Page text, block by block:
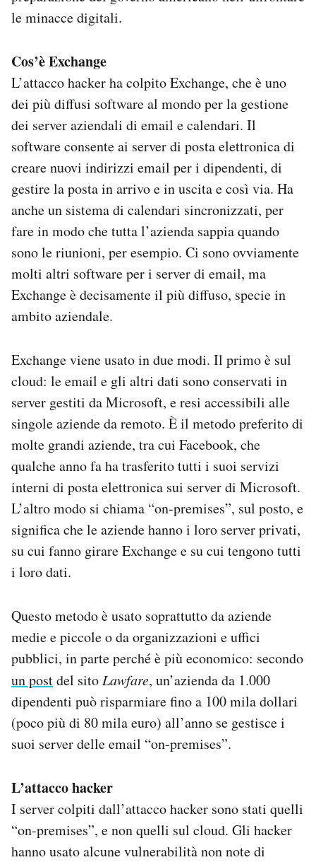
le minacce digitali.
Cos’è Exchange
L’attacco hacker ha colpito Exchange, che è uno
dei più diffusi software al mondo per la gestione
dei server aziendali di email e calendari. Il
software consente ai server di posta elettronica di
creare nuovi indirizzi email per i dipendenti, di
gestire la posta in arrivo e in uscita e così via. Ha
anche un sistema di calendari sincronizzati, per
fare in modo che tutta l’azienda sappia quando
sono le riunioni, per esempio. Ci sono ovviamente
molti altri software per i server di email, ma
Exchange è decisamente il più diffuso, specie in
ambito aziendale.
Exchange viene usato in due modi. Il primo è sul
cloud: le email e gli altri dati sono conservati in
server gestiti da Microsoft, e resi accessibili alle
singole aziende da remoto. È il metodo preferito di
molte grandi aziende, tra cui Facebook, che
qualche anno fa ha trasferito tutti i suoi servizi
interni di posta elettronica sui server di Microsoft.
L’altro modo si chiama “on-premises”, sul posto, e
significa che le aziende hanno i loro server privati,
su cui fanno girare Exchange e su cui tengono tutti
i loro dati.
Questo metodo è usato soprattutto da aziende
medie e piccole o da organizzazioni e uffici
pubblici, in parte perché è più economico: secondo
un postdel sitoLawfare, un’azienda da 1.000
dipendenti può risparmiare fino a 100 mila dollari
(poco più di 80 mila euro) all’anno se gestisce i
suoi server delle email “on-premises”.
L’attacco hacker
I server colpiti dall’attacco hacker sono stati quelli
“on-premises”, e non quelli sul cloud. Gli hacker
hanno usato alcune vulnerabilità non note di